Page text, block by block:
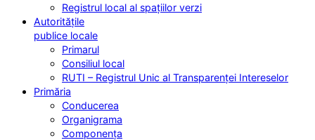
Registrul local al spațiilor verzi
Autoritățile
publice locale
Primarul
Consiliul local
RUTI – Registrul Unic al Transparenței Intereselor
Primăria
Conducerea
Organigrama
Componența